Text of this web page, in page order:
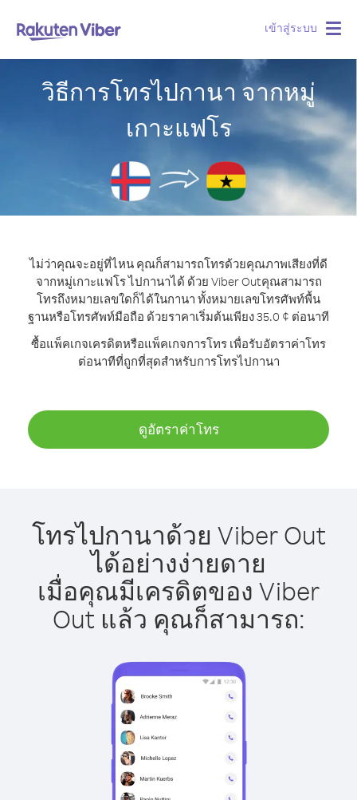
เข้าสู่ระบบ
วิธีการโทรไปกานา จากหมู่
เกาะแฟโร
ไม่ว่าคุณจะอยู่ที่ไหน คุณก็สามารถโทรด้วยคุณภาพเสียงที่ดี
จากหมู่เกาะแฟโร ไปกานาได้ ด้วย Viber Outคุณสามารถ
โทรถึงหมายเลขใดก็ได้ในกานา ทั้งหมายเลขโทรศัพท์พื้น
ฐานหรือโทรศัพท์มือถือ ด้วยราคาเริ่มต้นเพียง 35.0 ¢ ต่อนาที
ซื้อแพ็คเกจเครดิตหรือแพ็คเกจการโทร เพื่อรับอัตราค่าโทร
ต่อนาทีที่ถูกที่สุดสำหรับการโทรไปกานา
ดูอัตราค่าโทร
โทรไปกานาด้วย Viber Out
ได้อย่างง่ายดาย
เมื่อคุณมีเครดิตของ Viber
Out แล้ว คุณก็สามารถ: